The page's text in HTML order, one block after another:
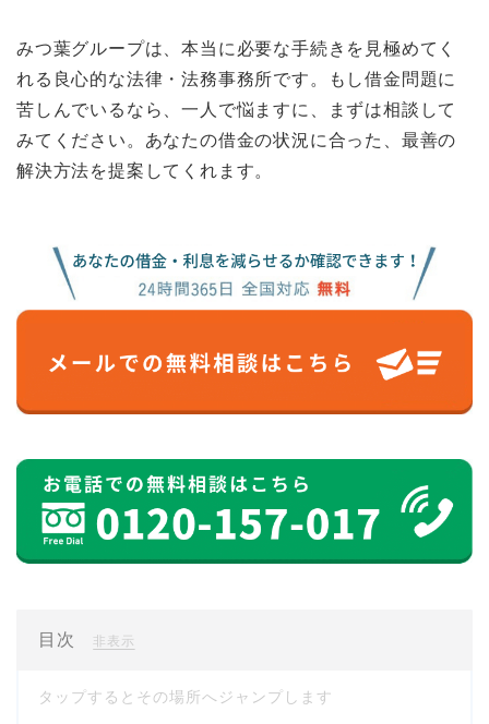
みつ葉グループは、本当に必要な手続きを見極めてく
れる良心的な法律・法務事務所です。もし借金問題に
苦しんでいるなら、一人で悩ますに、まずは相談して
みてください。あなたの借金の状況に合った、最善の
解決方法を提案してくれます。
目次 非表示